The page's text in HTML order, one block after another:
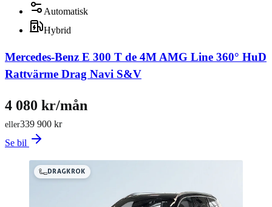
Automatisk
Hybrid
Mercedes-Benz E 300 T de 4M AMG Line 360° HuD
Rattvärme Drag Navi S&V
339 900 kr
eller
4 080 kr/mån
Se bil
DRAGKROK